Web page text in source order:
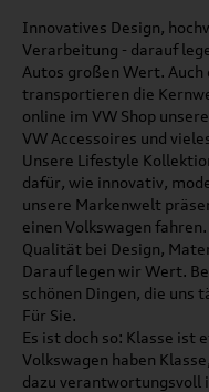
Innovatives Design,
Verarbeitung - darauf
Autos großen Wert.
transportieren die
online im VW Shop
VW Accessoires und
Unsere Lifestyle
dafür, wie innovativ,
unsere Markenwelt
einen Volkswagen
Qualität bei Design,
Darauf legen wir Wert.
schönen Dingen, die uns
Für Sie.
Es ist doch so: Klasse ist
Volkswagen haben
dazu verantwortungsvoll